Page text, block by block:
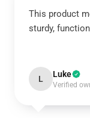
This product
sturdy,
L Luke
Verified